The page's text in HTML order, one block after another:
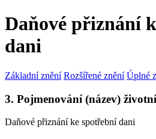
Daňové přiznání
dani
Základní znění Rozšířené znění Úplné
3. Pojmenování (název)
Daňové přiznání ke spotřební dani